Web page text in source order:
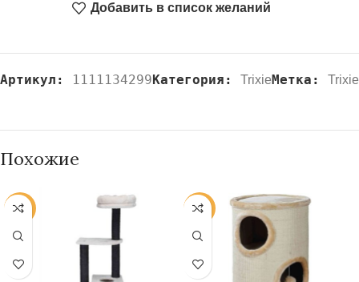
Добавить в список желаний
Артикул: 1111134299Категория: TrixieМетка: Trixie
Похожие
-20% -20%